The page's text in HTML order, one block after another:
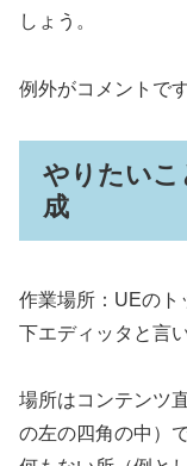
しょう。
例外がコメントです
やりたいこ
成
作業場所：UEのト
下エディッタと言
場所はコンテンツ
の左の四角の中）で